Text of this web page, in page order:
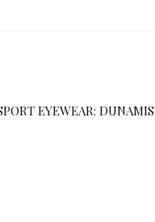
EYEWEAR: DUNAMIS